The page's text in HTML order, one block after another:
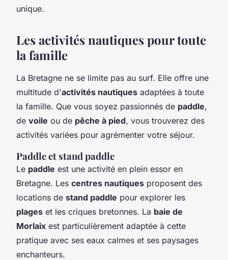
unique.
Les activités nautiques pour toute
la famille
La Bretagne ne se limite pas au surf. Elle offre une
multitude d'activités nautiques adaptées à toute
la famille. Que vous soyez passionnés de paddle,
de voile ou de pêche à pied, vous trouverez des
activités variées pour agrémenter votre séjour.
Paddle et stand paddle
Le paddle est une activité en plein essor en
Bretagne. Les centres nautiques proposent des
locations de stand paddle pour explorer les
plages et les criques bretonnes. La baie de
Morlaix est particulièrement adaptée à cette
pratique avec ses eaux calmes et ses paysages
enchanteurs.